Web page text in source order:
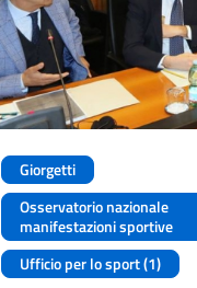
Giorgetti
Osservatorio nazionale
manifestazioni sportive
Ufficio per lo sport (1)